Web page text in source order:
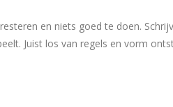
en niets goed te doen.
Juist los van regels en vorm